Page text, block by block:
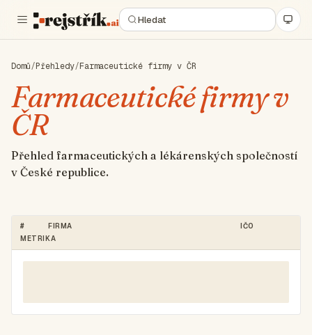
Domů/Přehledy/Farmaceutické firmy v ČR
Farmaceutické firmy v
ČR
Přehled farmaceutických a lékárenských společností
v České republice.
# FIRMA
IČO
METRIKA